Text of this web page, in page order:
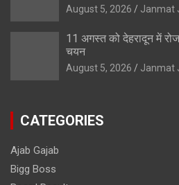
August 5, 2026 Janmat
11 अगस्त को देहरादून में
चयन
August 5, 2026 Janmat
CATEGORIES
Ajab Gajab
Bigg Boss